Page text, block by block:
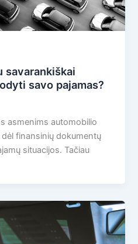
savarankiškai
savo pajamas?
asmenims automobilio
finansinių dokumentų
situacijos. Tačiau